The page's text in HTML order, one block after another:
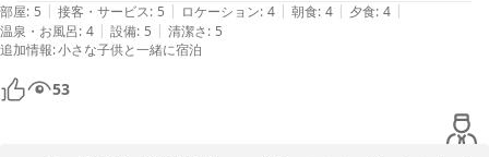
部屋: 5 | 接客・サービス: 5 | ロケーション: 4 | 朝食: 4 | 夕食: 4 |
温泉・お風呂: 4 | 設備: 5 | 清潔さ: 5
追加情報:小さな子供と一緒に宿泊
53